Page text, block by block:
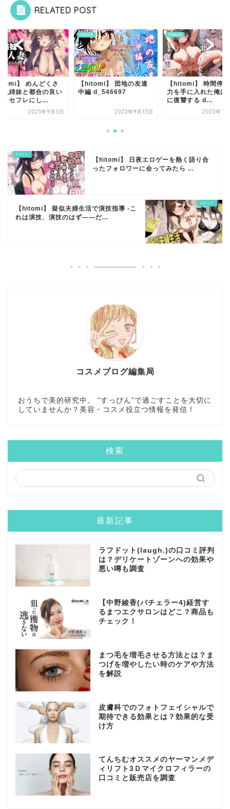
RELATED POST
】 めんどくさ
乳姉妹と都合の良い
をセフレにし...
2025年9月3日
FANZA
【hitomi】 団地の友達
中編 d_546697
2025年9月15日
FANZA
【hitomi】 時間停
力を手に入れた俺は
に復讐する d...
2025年7
【hitomi】 日夜エロゲーを熱く語り合
ったフォロワーに会ってみたら ...
【hitomi】 疑似夫婦生活で演技指導 -こ
れは演技、演技のはず――だ...
コスメブログ編集局
おうちで美的研究中。 ”すっぴん”で過ごすことを大切に
していませんか？美容・コスメ役立つ情報を発信！
検索
最新記事
ラフドット(laugh.)の口コミ評判
は？デリケートゾーンへの効果や
悪い噂も調査
【中野綾香(バチェラー4)経営す
るまつエクサロンはどこ？商品も
チェック！
まつ毛を増毛させる方法とは？ま
つげを増やしたい時のケアや方法
を解説
皮膚科でのフォトフェイシャルで
期待できる効果とは？効果的な受
け方
てんちむオススメのヤーマンメデ
ィリフト3Ｄマイクロフィラーの
口コミと販売店を調査